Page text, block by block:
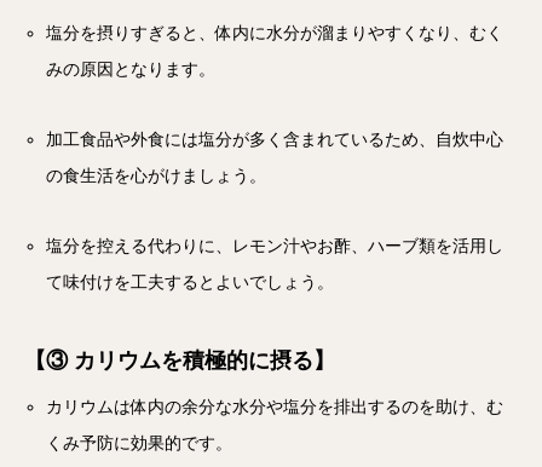
塩分を摂りすぎると、体内に水分が溜まりやすくなり、むく
みの原因となります。
加工食品や外食には塩分が多く含まれているため、自炊中心
の食生活を心がけましょう。
塩分を控える代わりに、レモン汁やお酢、ハーブ類を活用し
て味付けを工夫するとよいでしょう。
【③ カリウムを積極的に摂る】
カリウムは体内の余分な水分や塩分を排出するのを助け、む
くみ予防に効果的です。